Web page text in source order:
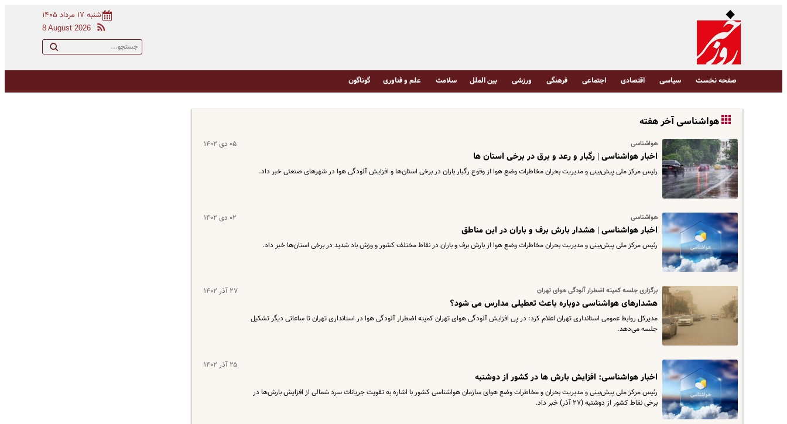
شنبه ۱۷ مرداد ۱۴۰۵
8 August 2026
صفحه نخست سیاسی اقتصادی اجتماعی فرهنگی ورزشی بین الملل سلامت علم و فناوری گوناگون
هواشناسی آخر هفته
هواشناسی ۰۵ دی ۱۴۰۲
اخبار هواشناسی | رگبار و رعد و برق در برخی استان ها
رئیس مرکز ملی پیش‌بینی و مدیریت بحران مخاطرات وضع هوا از وقوع رگبار باران در برخی استان‌ها و افزایش آلودگی هوا در شهرهای صنعتی خبر داد.
هواشناسی ۰۲ دی ۱۴۰۲
اخبار هواشناسی | هشدار بارش برف و باران در این مناطق
​رئیس مرکز ملی پیش‌بینی و مدیریت بحران مخاطرات وضع هوا از بارش برف و باران در نقاط مختلف کشور و وزش باد شدید در برخی استان‌ها خبر داد.
برگزاری جلسه کمیته اضطرار آلودگی هوای تهران ۲۷ آذر ۱۴۰۲
هشدارهای هواشناسی دوباره باعث تعطیلی مدارس می شود؟
​مدیرکل روابط عمومی استانداری تهران اعلام کرد: در پی افزایش آلودگی هوای تهران کمیته اضطرار آلودگی هوا در استانداری تهران تا ساعاتی دیگر تشکیل
جلسه می‌دهد.
۲۵ آذر ۱۴۰۲
اخبار هواشناسی: افزایش بارش ها در کشور از دوشنبه
رئیس مرکز ملی پیش‌بینی و مدیریت بحران و مخاطرات وضع هوای سازمان هواشناسی کشور با اشاره به تقویت جریانات سرد شمالی از افزایش بارش‌ها در
برخی نقاط کشور از دوشنبه (۲۷ آذر) خبر داد.